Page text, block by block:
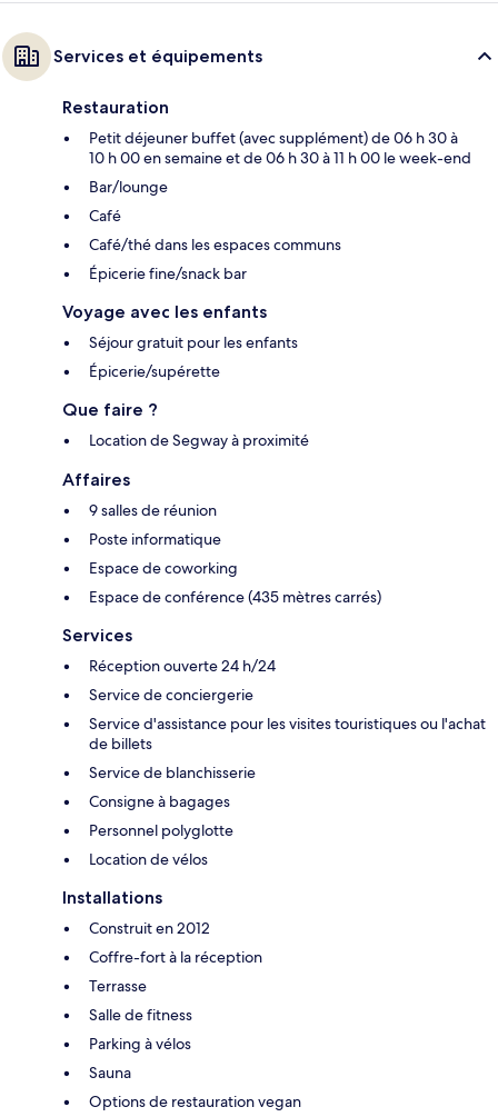
Services et équipements
Restauration
Petit déjeuner buffet (avec supplément) de 06 h 30 à
10 h 00 en semaine et de 06 h 30 à 11 h 00 le week-end
Bar/lounge
Café
Café/thé dans les espaces communs
Épicerie fine/snack bar
Voyage avec les enfants
Séjour gratuit pour les enfants
Épicerie/supérette
Que faire ?
Location de Segway à proximité
Affaires
9 salles de réunion
Poste informatique
Espace de coworking
Espace de conférence (435 mètres carrés)
Services
Réception ouverte 24 h/24
Service de conciergerie
Service d'assistance pour les visites touristiques ou l'achat
de billets
Service de blanchisserie
Consigne à bagages
Personnel polyglotte
Location de vélos
Installations
Construit en 2012
Coffre-fort à la réception
Terrasse
Salle de fitness
Parking à vélos
Sauna
Options de restauration vegan